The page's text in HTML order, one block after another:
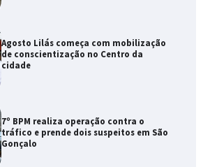
Agosto Lilás começa com mobilização
de conscientização no Centro da
cidade
7º BPM realiza operação contra o
tráfico e prende dois suspeitos em São
Gonçalo